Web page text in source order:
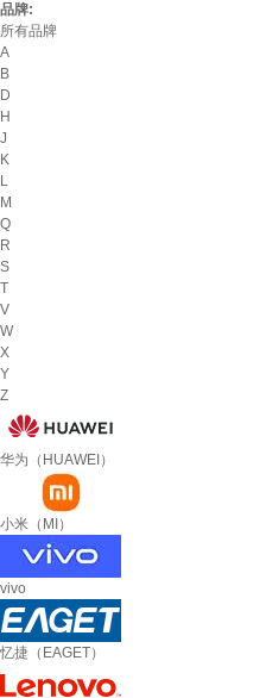
品牌:
所有品牌
A
B
D
H
J
K
L
M
Q
R
S
T
V
W
X
Y
Z
华为（HUAWEI）
小米（MI）
vivo
忆捷（EAGET）